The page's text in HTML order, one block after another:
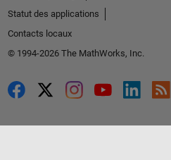
Statut des applications
Contacts locaux
© 1994-2026 The MathWorks, Inc.